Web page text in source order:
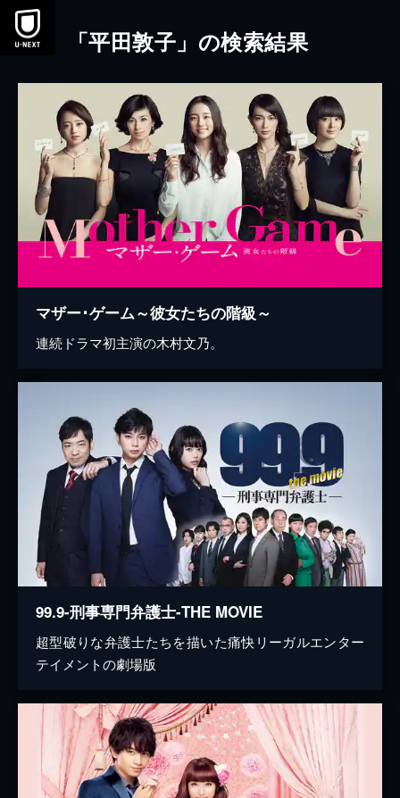
本文へスキップ
「平田敦子」の検索結果
マザー･ゲーム～彼女たちの階級～
連続ドラマ初主演の木村文乃。
99.9-刑事専門弁護士-THE MOVIE
超型破りな弁護士たちを描いた痛快リーガルエンター
テイメントの劇場版